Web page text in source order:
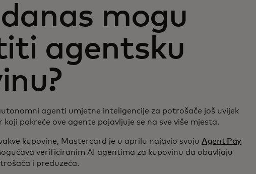
mogu
agentsku
agenti umjetne inteligencije za potrošače još uvijek
pokreće ove agente pojavljuje se na sve više mjesta.
kupovine, Mastercard je u aprilu najavio svoju Agent Pay
verificiranim AI agentima za kupovinu da obavljaju
i preduzeća.